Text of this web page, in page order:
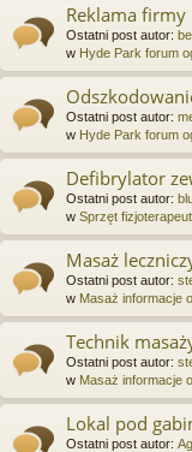
Reklama firmy
Ostatni post autor:
w Hyde Park forum
Ostatni post autor:
w Hyde Park forum
Defibrylator
Ostatni post autor:
w Sprzęt
Masaż
Ostatni post autor:
w Masaż informacje
Technik
Ostatni post autor:
w Masaż informacje
Lokal pod
Ostatni post autor: